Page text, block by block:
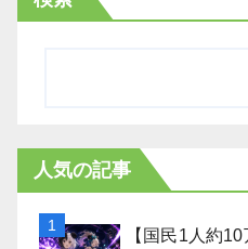
人気の記事
【国民1人約